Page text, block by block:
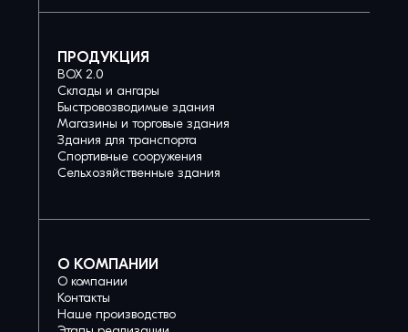
ПРОДУКЦИЯ
BOX 2.0
Склады и ангары
Быстровозводимые здания
Магазины и торговые здания
Здания для транспорта
Спортивные сооружения
Сельхозяйственные здания
О КОМПАНИИ
О компании
Контакты
Наше производство